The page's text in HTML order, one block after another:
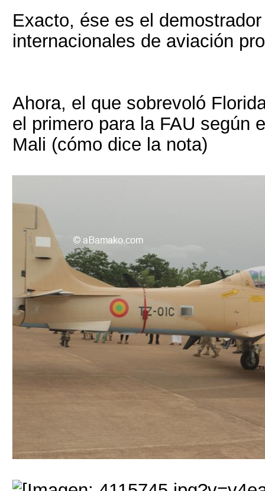
Exacto, ése es el
internacionales de aviación
Ahora, el que sobrevoló
el primero para la FAU según
Mali (cómo dice la nota)